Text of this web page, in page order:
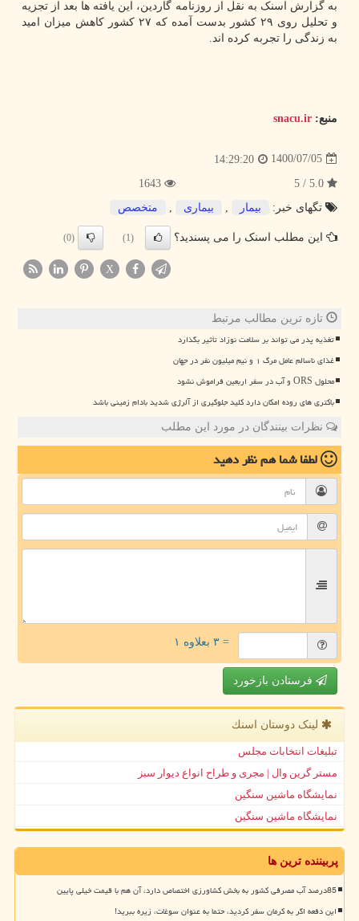
به گزارش اسنک به نقل از روزنامه گاردین، این یافته ها بعد از تجزیه
و تحلیل روی ۲۹ کشور بدست آمده که ۲۷ کشور کاهش میزان امید
به زندگی را تجربه کرده اند.
منبع: snacu.ir
1400/07/05
14:29:20
تگهای خبر:
بیمار , بیماری , متخصص
این مطلب اسنک را می پسندید؟ (1)
(0)
X
تازه ترین مطالب مرتبط
تغذیه پدر می تواند بر سلامت نوزاد تأثیر بگذارد
غذای ناسالم عامل مرگ ۱ و نیم میلیون نفر در جهان
محلول ORS و آب در سفر اربعین فراموش نشود
باکتری های روده امکان دارد کلید جلوگیری از آلرژی شدید بادام زمینی باشد
نظرات بینندگان در مورد این مطلب
لطفا شما همنظر دهید
= ۳ بعلاوه ۱
فرستادن بازخورد
لینک دوستان اسنك
تبلیغات انتخابات مجلس
مستر گرین وال | مجری و طراح انواع دیوار سبز
نمایشگاه ماشین سنگین
نمایشگاه ماشین سنگین
پربیننده ترین ها
85درصد آب مصرفی کشور به بخش کشاورزی اختصاص دارد، آن هم با قیمت خیلی پایین
این دفعه اگر به کرمان سفر کردید، حتما به عنوان سوغات، زیره ببرید!